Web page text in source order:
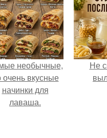
необычные,
очень вкусные
начинки для
лаваша.
Не